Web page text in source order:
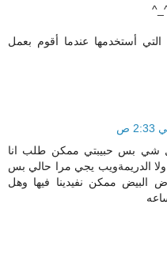
أستخدمها عندما أقوم بعمل
شي بس حبيبتي ممكن طلب انا
الدريمةويب يجي مرا حالي بس
ممكن نفيدينا فيها وهل